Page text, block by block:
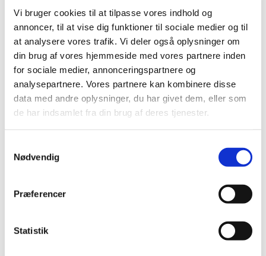
Vi bruger cookies til at tilpasse vores indhold og
annoncer, til at vise dig funktioner til sociale medier og til
at analysere vores trafik. Vi deler også oplysninger om
din brug af vores hjemmeside med vores partnere inden
for sociale medier, annonceringspartnere og
analysepartnere. Vores partnere kan kombinere disse
data med andre oplysninger, du har givet dem, eller som
de har indsamlet fra din brug af deres tjenester.
Nødvendig
Præferencer
Statistik
- Vi spritter af både før og efter. Spritdispenseren
sidder på væggen i våbenhuset.
Du vil måske også kunne lide...